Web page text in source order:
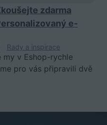
zdarma
e-
Rady a inspirace
my v Eshop-rychle
pro vás připravili dvě